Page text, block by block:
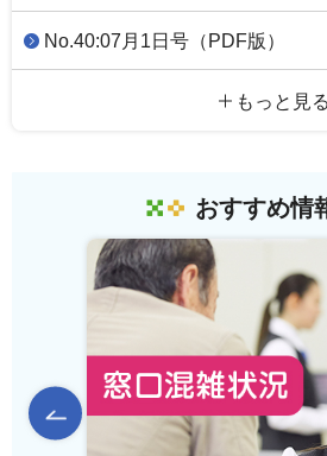
No.40:07月1日号（PDF版）
もっと見る
おすすめ情
前のスライドを表示